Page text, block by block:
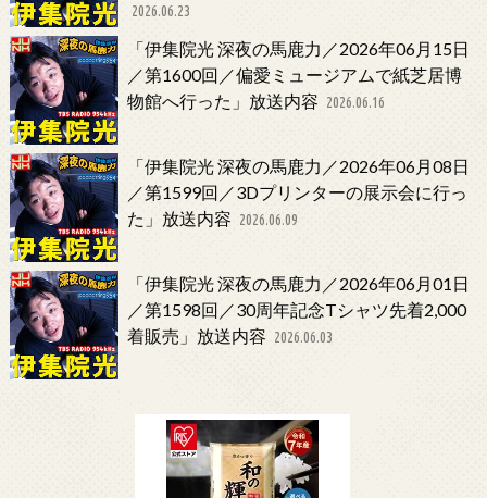
2026.06.23
「伊集院光 深夜の馬鹿力／2026年06月15日
／第1600回／偏愛ミュージアムで紙芝居博
物館へ行った」放送内容 2026.06.16
「伊集院光 深夜の馬鹿力／2026年06月08日
／第1599回／3Dプリンターの展示会に行っ
た」放送内容 2026.06.09
「伊集院光 深夜の馬鹿力／2026年06月01日
／第1598回／30周年記念Tシャツ先着2,000
着販売」放送内容 2026.06.03